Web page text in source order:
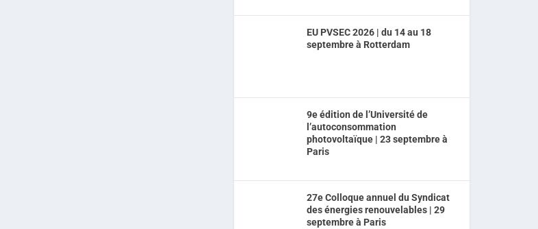
EU PVSEC 2026 | du 14 au 18
septembre à Rotterdam
9e édition de l’Université de
l’autoconsommation
photovoltaïque | 23 septembre à
Paris
27e Colloque annuel du Syndicat
des énergies renouvelables | 29
septembre à Paris